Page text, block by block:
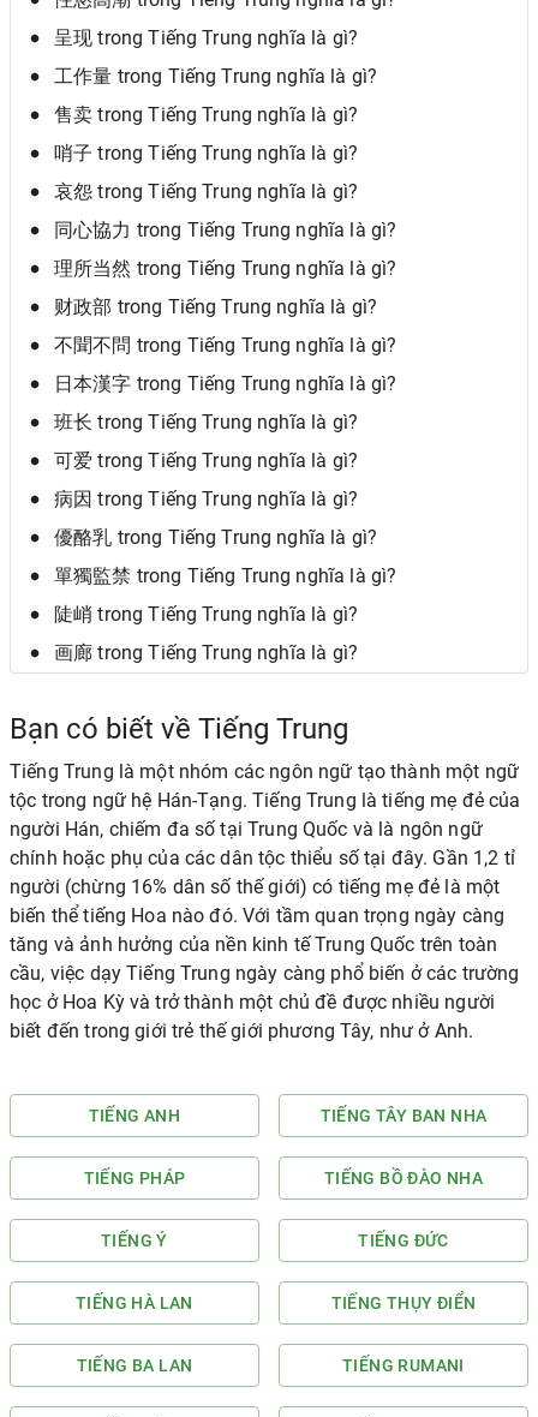
呈现 trong Tiếng Trung nghĩa là gì?
工作量 trong Tiếng Trung nghĩa là gì?
售卖 trong Tiếng Trung nghĩa là gì?
哨子 trong Tiếng Trung nghĩa là gì?
哀怨 trong Tiếng Trung nghĩa là gì?
同心協力 trong Tiếng Trung nghĩa là gì?
理所当然 trong Tiếng Trung nghĩa là gì?
财政部 trong Tiếng Trung nghĩa là gì?
不聞不問 trong Tiếng Trung nghĩa là gì?
日本漢字 trong Tiếng Trung nghĩa là gì?
班长 trong Tiếng Trung nghĩa là gì?
可爱 trong Tiếng Trung nghĩa là gì?
病因 trong Tiếng Trung nghĩa là gì?
優酪乳 trong Tiếng Trung nghĩa là gì?
單獨監禁 trong Tiếng Trung nghĩa là gì?
陡峭 trong Tiếng Trung nghĩa là gì?
画廊 trong Tiếng Trung nghĩa là gì?
Bạn có biết về Tiếng Trung
Tiếng Trung là một nhóm các ngôn ngữ tạo thành một ngữ
tộc trong ngữ hệ Hán-Tạng. Tiếng Trung là tiếng mẹ đẻ của
người Hán, chiếm đa số tại Trung Quốc và là ngôn ngữ
chính hoặc phụ của các dân tộc thiểu số tại đây. Gần 1,2 tỉ
người (chừng 16% dân số thế giới) có tiếng mẹ đẻ là một
biến thể tiếng Hoa nào đó. Với tầm quan trọng ngày càng
tăng và ảnh hưởng của nền kinh tế Trung Quốc trên toàn
cầu, việc dạy Tiếng Trung ngày càng phổ biến ở các trường
học ở Hoa Kỳ và trở thành một chủ đề được nhiều người
biết đến trong giới trẻ thế giới phương Tây, như ở Anh.
TIẾNG ANH TIẾNG TÂY BAN NHA
TIẾNG PHÁP TIẾNG BỒ ĐÀO NHA
TIẾNG Ý TIẾNG ĐỨC
TIẾNG HÀ LAN TIẾNG THỤY ĐIỂN
TIẾNG BA LAN TIẾNG RUMANI